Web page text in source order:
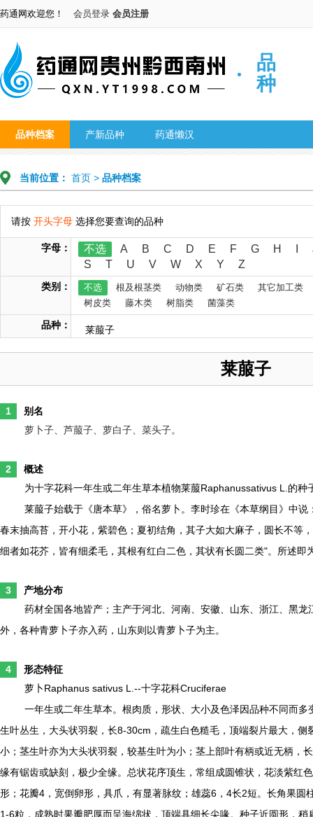
药通网欢迎您！ 会员登录 会员注册
品
种
品种档案 产新品种 药通懒汉
当前位置： 首页 > 品种档案
请按 开头字母 选择您要查询的品种
字母： 不选 A B C D E F G H
S
T U V W X Y Z
类别： 不选 根及根茎类 动物类 矿石类
其它加工类
树皮类
藤木类 树脂类 菌藻类
品种： 莱菔子
莱菔子
1
别名
萝卜子、芦菔子、萝白子、菜头子。
2
概述
为十字花科一年生或二年生草本植物莱菔Raphanussativus L.的种
莱菔子始载于《唐本草》，俗名萝卜。李时珍在《本草纲目》中
春末抽高苔，开小花，紫碧色；夏初结角，其子大如大麻子，圆长不等
细者如花芥，皆有细柔毛，其根有红白二色，其状有长圆二类"。所述即
3
产地分布
药材全国各地皆产；主产于河北、河南、安徽、山东、浙江、黑
外，各种青萝卜子亦入药，山东则以青萝卜子为主。
4
形态特征
萝卜Raphanus sativus L.--十字花科Cruciferae
一年生或二年生草本。根肉质，形状、大小及色泽因品种不同而
生叶丛生，大头状羽裂，长8-30cm，疏生白色糙毛，顶端裂片最大，
小；茎生叶亦为大头状羽裂，较基生叶为小；茎上部叶有柄或近无柄，
缘有锯齿或缺刻，极少全缘。总状花序顶生，常组成圆锥状，花淡紫红
形；花瓣4，宽倒卵形，具爪，有显著脉纹；雄蕊6，4长2短。长角果圆
1-6粒，成熟时果瓣肥厚而呈海绵状，顶端具细长尖喙。种子近圆形，